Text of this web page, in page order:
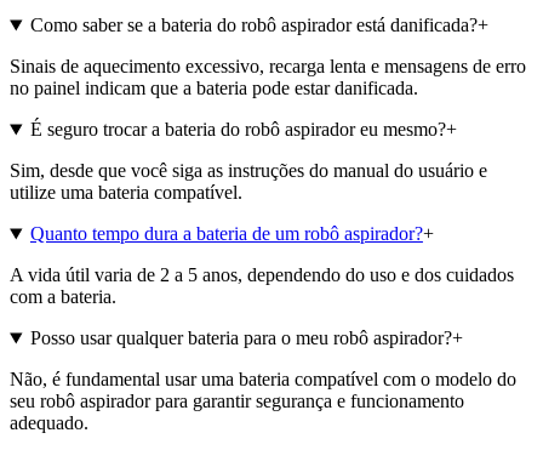
Como saber se a bateria do robô aspirador está danificada?+
Sinais de aquecimento excessivo, recarga lenta e mensagens de erro
no painel indicam que a bateria pode estar danificada.
É seguro trocar a bateria do robô aspirador eu mesmo?+
Sim, desde que você siga as instruções do manual do usuário e
utilize uma bateria compatível.
Quanto tempo dura a bateria de um robô aspirador?+
A vida útil varia de 2 a 5 anos, dependendo do uso e dos cuidados
com a bateria.
Posso usar qualquer bateria para o meu robô aspirador?+
Não, é fundamental usar uma bateria compatível com o modelo do
seu robô aspirador para garantir segurança e funcionamento
adequado.